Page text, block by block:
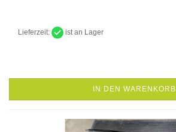
Lieferzeit: ist an Lager
IN DEN WARENKORB